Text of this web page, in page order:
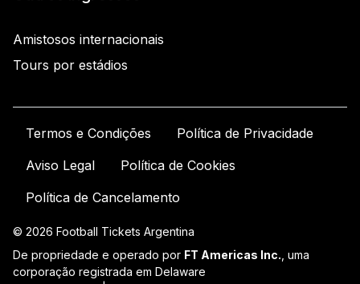
Amistosos internacionais
Tours por estádios
Termos e Condições
Política de Privacidade
Aviso Legal
Política de Cookies
Política de Cancelamento
© 2026 Football Tickets Argentina
De propriedade e operado por FT Americas Inc. , uma
corporação registrada em Delaware